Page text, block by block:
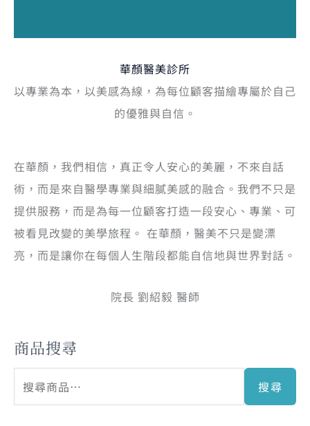
華顏醫美診所
以專業為本，以美感為線，為每位顧客描繪專屬於自己
的優雅與自信。
在華顏，我們相信，真正令人安心的美麗，不來自話
術，而是來自醫學專業與細膩美感的融合。我們不只是
提供服務，而是為每一位顧客打造一段安心、專業、可
被看見改變的美學旅程。 在華顏，醫美不只是變漂
亮，而是讓你在每個人生階段都能自信地與世界對話。
院長 劉紹毅 醫師
商品搜尋
搜尋